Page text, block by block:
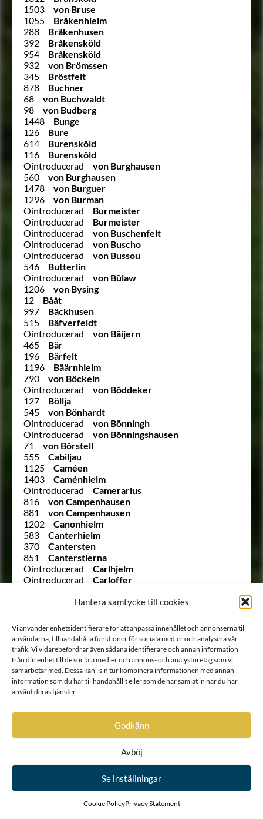
Hantera samtycke till cookies
Vi använder enhetsidentifierare för att anpassa innehållet och annonserna till
användarna, tillhandahålla funktioner för sociala medier och analysera vår
trafik. Vi vidarebefordrar även sådana identifierare och annan information
från din enhet till de sociala medier och annons- och analysföretag som vi
samarbetar med. Dessa kan i sin tur kombinera informationen med annan
information som du har tillhandahållit eller som de har samlat in när du har
använt deras tjänster.
Godkänn
Avböj
Se inställningar
Cookie PolicyPrivacy Statement
1503
von Bruse
1055
Bråkenhielm
288
Bråkenhusen
392
Bråkensköld
954
Bråkensköld
932
von Brömssen
345
Bröstfelt
878
Buchner
68
von Buchwaldt
98
von Budberg
1448
Bunge
126
Bure
614
Burensköld
116
Burensköld
Ointroducerad
von Burghausen
560
von Burghausen
1478
von Burguer
1296
von Burman
Ointroducerad
Burmeister
Ointroducerad
Burmeister
Ointroducerad
von Buschenfelt
Ointroducerad
von Buscho
Ointroducerad
von Bussou
546
Butterlin
Ointroducerad
von Bülaw
1206
von Bysing
12
Bååt
997
Bäckhusen
515
Bäfverfeldt
Ointroducerad
von Bäijern
465
Bär
196
Bärfelt
1196
Bäärnhielm
790
von Böckeln
Ointroducerad
von Böddeker
127
Böllja
545
von Bönhardt
Ointroducerad
von Bönningh
Ointroducerad
von Bönningshausen
71
von Börstell
555
Cabiljau
1125
Caméen
1403
Caménhielm
Ointroducerad
Camerarius
816
von Campenhausen
881
von Campenhausen
1202
Canonhielm
583
Canterhielm
370
Cantersten
851
Canterstierna
Ointroducerad
Carlhjelm
Ointroducerad
Carloffer
Cederberg
1336
Cederborg
921
Cedercrantz
Utesluten
Cedercreutz
1198
Cedercrona
(1071 ½)
Cederhielm
134
Cederhielm
1485
Cederholm
1565
Cedermarck
1117
Cederschiöld
Cederstråhle
1062
Cederström
Celsing